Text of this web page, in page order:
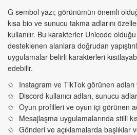
G sembol yazı; görünümün önemli
kısa bio ve sunucu takma adlarını
kullanılır. Bu karakterler Unicode
desteklenen alanlara doğrudan
uygulamalar belirli karakterleri
edebilir.
Instagram ve TikTok görünen adları
Discord kullanıcı adları, sunucu
Oyun profilleri ve oyun içi görünen
Mesajlaşma uygulamalarında stilli
Gönderi ve açıklamalarda başlıklar